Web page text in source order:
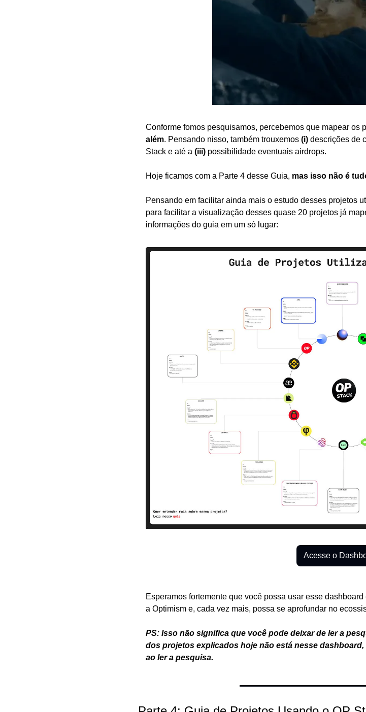
Conforme fomos pesquisamos, percebemos que mapear os
além. Pensando nisso, também trouxemos (i) descrições de
Stack e até a (iii) possibilidade eventuais airdrops.
Hoje ficamos com a Parte 4 desse Guia, mas isso não é
Pensando em facilitar ainda mais o estudo desses projetos
para facilitar a visualização desses quase 20 projetos já
informações do guia em um só lugar:
Acesse o
Esperamos fortemente que você possa usar esse
a Optimism e, cada vez mais, possa se aprofundar no
PS: Isso não significa que você pode deixar de ler a
dos projetos explicados hoje não está nesse
ao ler a pesquisa.